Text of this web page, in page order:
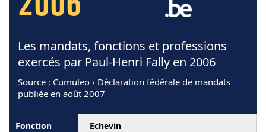
2006
Les mandats, fonctions et professions
exercés par Paul-Henri Fally en 2006
Source : Cumuleo › Déclaration fédérale de mandats
publiée en août 2007
Echevin